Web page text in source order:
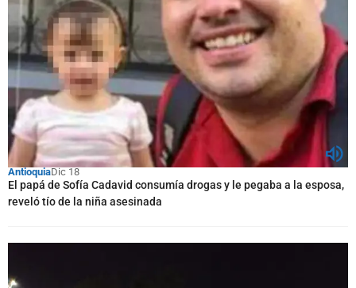
AntioquiaDic 18
El papá de Sofía Cadavid consumía drogas y le pegaba a la esposa,
reveló tío de la niña asesinada